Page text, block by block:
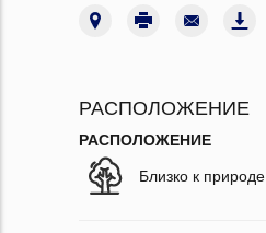
РАСПОЛОЖЕНИЕ
РАСПОЛОЖЕНИЕ
Близко к природе